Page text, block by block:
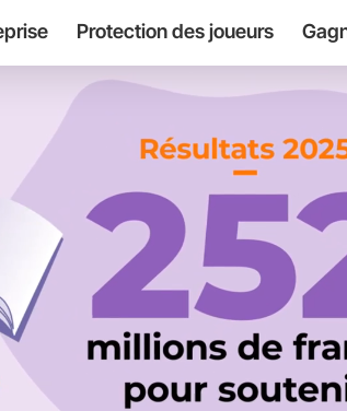
Protection des joueurs